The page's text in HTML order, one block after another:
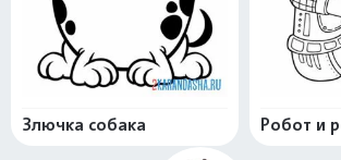
Злючка собака Робот и